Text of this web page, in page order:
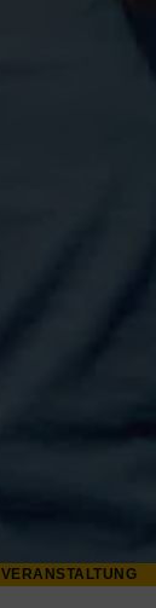
VERANSTALTUNG